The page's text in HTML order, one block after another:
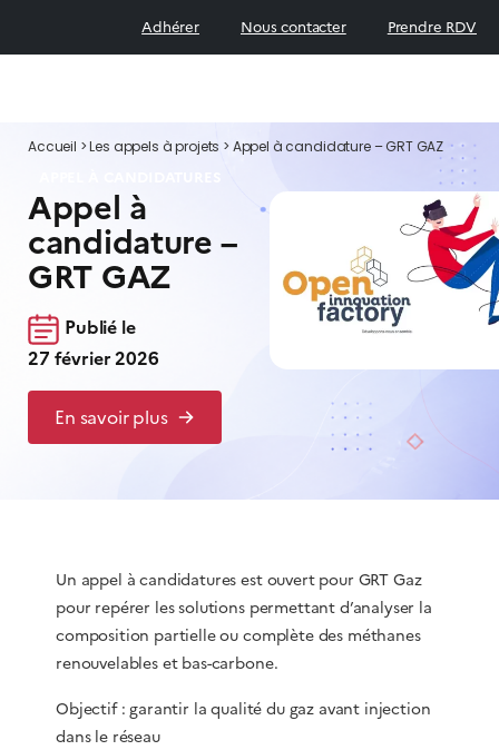
Adhérer Nous contacter Prendre RDV
Accueil >Les appels à projets > Appel à candidature – GRT GAZ
Appel à
candidature –
GRT GAZ
Publié le
27 février 2026
En savoir plus
Un appel à candidatures est ouvert pour GRT Gaz
pour repérer les solutions permettant d’analyser la
composition partielle ou complète des méthanes
renouvelables et bas-carbone.
Objectif : garantir la qualité du gaz avant injection
dans le réseau